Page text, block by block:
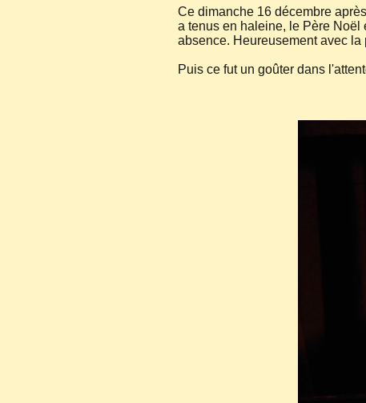
Ce dimanche 16 décembre
a tenus en haleine, le Père Noël
absence. Heureusement avec
Puis ce fut un goûter dans